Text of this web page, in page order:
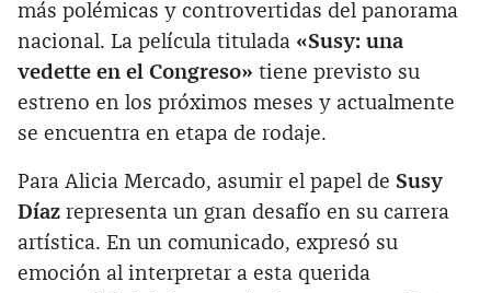
más polémicas y controvertidas del panorama
nacional. La película titulada «Susy: una
vedette en el Congreso» tiene previsto su
estreno en los próximos meses y actualmente
se encuentra en etapa de rodaje.
Para Alicia Mercado, asumir el papel de Susy
Díaz representa un gran desafío en su carrera
artística. En un comunicado, expresó su
emoción al interpretar a esta querida